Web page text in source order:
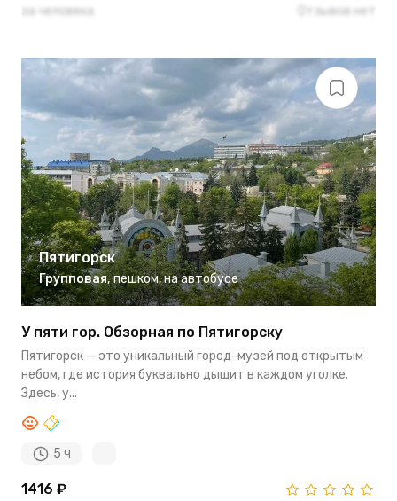
за человека Отзывов нет
Пятигорск
Групповая, пешком, на автобусе
У пяти гор. Обзорная по Пятигорску
Пятигорск — это уникальный город-музей под открытым
небом, где история буквально дышит в каждом уголке.
Здесь, у...
5 ч
1416 ₽